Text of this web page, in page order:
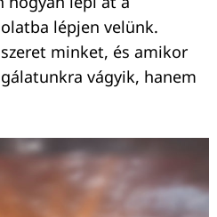
lépjen velünk.
minket, és amikor
vágyik, hanem